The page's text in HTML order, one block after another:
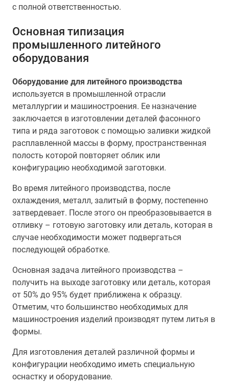
с полной ответственностью.
Основная типизация
промышленного литейного
оборудования
Оборудование для литейного производства
используется в промышленной отрасли
металлургии и машиностроения. Ее назначение
заключается в изготовлении деталей фасонного
типа и ряда заготовок с помощью заливки жидкой
расплавленной массы в форму, пространственная
полость которой повторяет облик или
конфигурацию необходимой заготовки.
Во время литейного производства, после
охлаждения, металл, залитый в форму, постепенно
затвердевает. После этого он преобразовывается в
отливку – готовую заготовку или деталь, которая в
случае необходимости может подвергаться
последующей обработке.
Основная задача литейного производства –
получить на выходе заготовку или деталь, которая
от 50% до 95% будет приближена к образцу.
Отметим, что большинство необходимых для
машиностроения изделий производят путем литья в
формы.
Для изготовления деталей различной формы и
конфигурации необходимо иметь специальную
оснастку и оборудование.